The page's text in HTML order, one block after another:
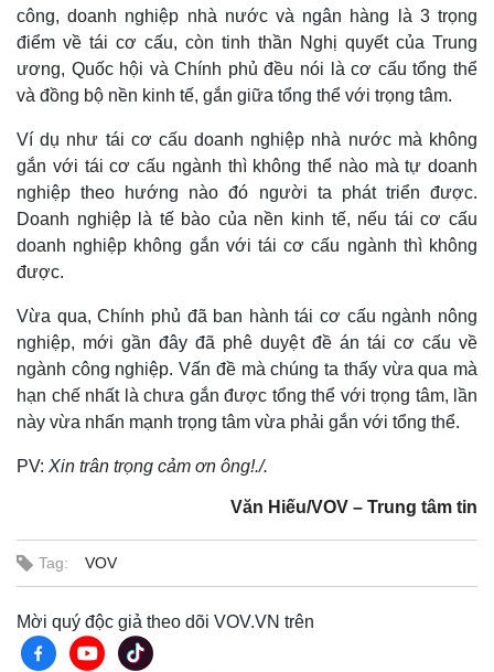
công, doanh nghiệp nhà nước và ngân hàng là 3 trọng
điểm về tái cơ cấu, còn tinh thần Nghị quyết của Trung
ương, Quốc hội và Chính phủ đều nói là cơ cấu tổng thể
và đồng bộ nền kinh tế, gắn giữa tổng thể với trọng tâm.
Ví dụ như tái cơ cấu doanh nghiệp nhà nước mà không
gắn với tái cơ cấu ngành thì không thể nào mà tự doanh
nghiệp theo hướng nào đó người ta phát triển được.
Doanh nghiệp là tế bào của nền kinh tế, nếu tái cơ cấu
doanh nghiệp không gắn với tái cơ cấu ngành thì không
được.
Vừa qua, Chính phủ đã ban hành tái cơ cấu ngành nông
nghiệp, mới gần đây đã phê duyệt đề án tái cơ cấu về
ngành công nghiệp. Vấn đề mà chúng ta thấy vừa qua mà
hạn chế nhất là chưa gắn được tổng thể với trọng tâm, lần
này vừa nhấn mạnh trọng tâm vừa phải gắn với tổng thể.
PV: Xin trân trọng cảm ơn ông!./.
Văn Hiếu/VOV – Trung tâm tin
Tag: VOV
Mời quý độc giả theo dõi VOV.VN trên